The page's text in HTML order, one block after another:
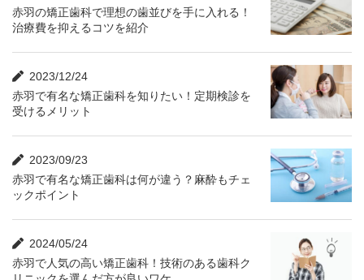
赤羽の矯正歯科で理想の歯並びを手に入れる！
治療費を抑えるコツを紹介
2023/12/24
赤羽で有名な矯正歯科を知りたい！定期検診を
受けるメリット
2023/09/23
赤羽で有名な矯正歯科は何が違う？麻酔もチェ
ックポイント
2024/05/24
赤羽で人気の高い矯正歯科！技術のある歯科ク